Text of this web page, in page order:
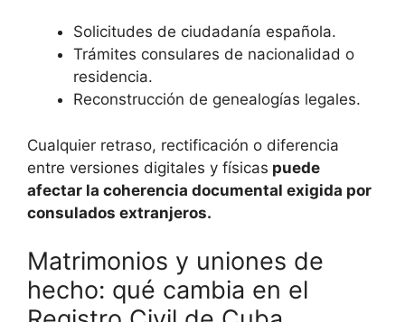
Solicitudes de ciudadanía española.
Trámites consulares de nacionalidad o
residencia.
Reconstrucción de genealogías legales.
Cualquier retraso, rectificación o diferencia
entre versiones digitales y físicas puede
afectar la coherencia documental exigida por
consulados extranjeros.
Matrimonios y uniones de
hecho: qué cambia en el